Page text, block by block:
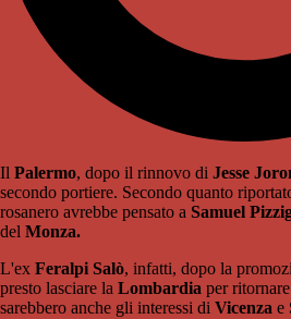
Il Palermo, dopo il rinnovo di Jesse
secondo portiere. Secondo quanto
rosanero avrebbe pensato a Samuel
del Monza.
L'ex Feralpi Salò, infatti, dopo la
presto lasciare la Lombardia per
sarebbero anche gli interessi di Vicenza e